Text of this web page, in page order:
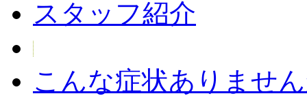
スタッフ紹介
こんな症状ありませ